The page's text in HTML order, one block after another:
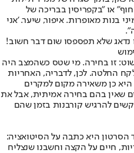
או "בקפריסין בבריכה של
בנות מאופרות. איפור, שיער. 'אני
זו בחירה. מי שטס כשהמצב היה
החלטה. לכן, לדבריה, האחריות
כן משאירה מקום למקרים
שאין בהם בחירה אמיתית, אבל את
להרגיש קורבנות בזמן שהם
היא כתבה על הסיטואציה:
חיים על הקצה וחשבנו שנצליח